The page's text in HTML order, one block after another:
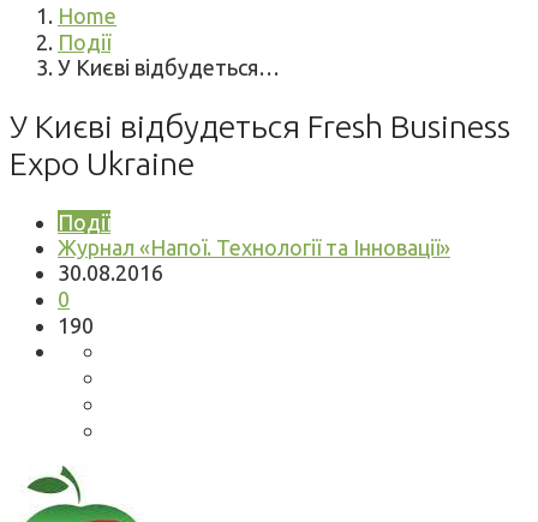
Home
Події
У Києві відбудеться…
У Києві відбудеться Fresh Business
Expo Ukraine
Події
Журнал «Напої. Технології та Інновації»
30.08.2016
0
190